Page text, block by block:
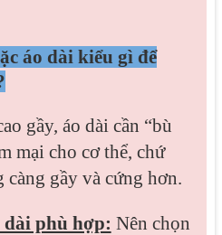
áo dài kiểu gì để
gầy, áo dài cần “bù
mại cho cơ thể, chứ
gầy và cứng hơn.
phù hợp: Nên chọn